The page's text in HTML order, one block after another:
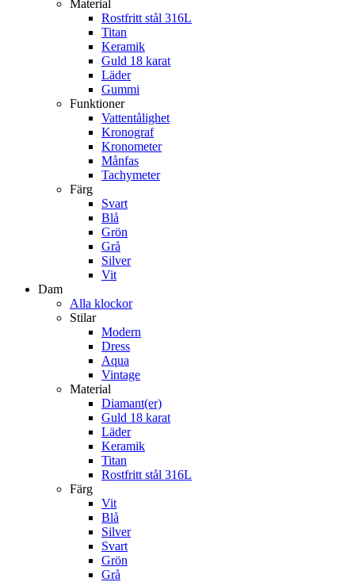
Material
Rostfritt stål 316L
Titan
Keramik
Guld 18 karat
Läder
Gummi
Funktioner
Vattentålighet
Kronograf
Kronometer
Månfas
Tachymeter
Färg
Svart
Blå
Grön
Grå
Silver
Vit
Dam
Alla klockor
Stilar
Modern
Dress
Aqua
Vintage
Material
Diamant(er)
Guld 18 karat
Läder
Keramik
Titan
Rostfritt stål 316L
Färg
Vit
Blå
Silver
Svart
Grön
Grå